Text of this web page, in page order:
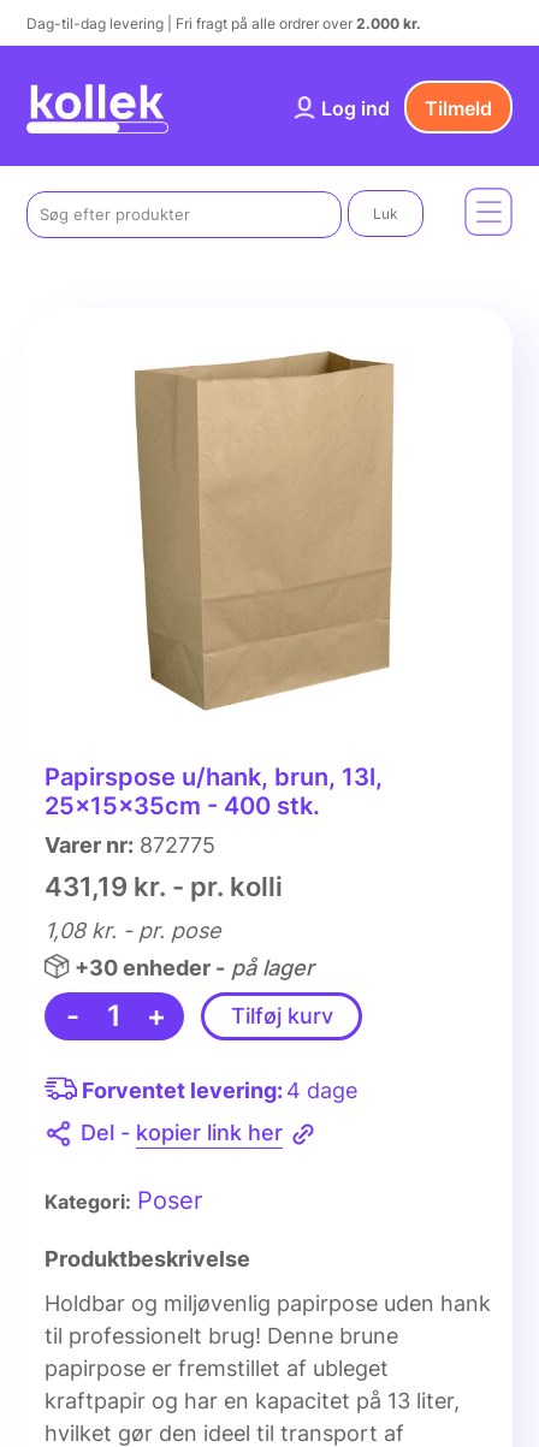
Dag-til-dag levering | Fri fragt på alle ordrer over2.000 kr.
Tilmeld
Log ind
Luk
Papirspose u/hank, brun, 13l,
25x15x35cm - 400 stk.
Varer nr: 872775
431,19 kr. - pr. kolli
1,08 kr. - pr. pose
+30 enheder - på lager
- 1 + Tilføj kurv
Forventet levering:4 dage
Del - kopier link her
Kategori: Poser
Produktbeskrivelse
Holdbar og miljøvenlig papirpose uden hank
til professionelt brug! Denne brune
papirpose er fremstillet af ubleget
kraftpapir og har en kapacitet på 13 liter,
hvilket gør den ideel til transport af